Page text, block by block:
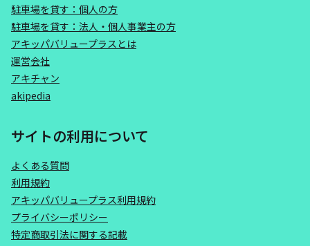
駐車場を貸す：個人の方
駐車場を貸す：法人・個人事業主の方
アキッパバリュープラスとは
運営会社
アキチャン
akipedia
サイトの利用について
よくある質問
利用規約
アキッパバリュープラス利用規約
プライバシーポリシー
特定商取引法に関する記載